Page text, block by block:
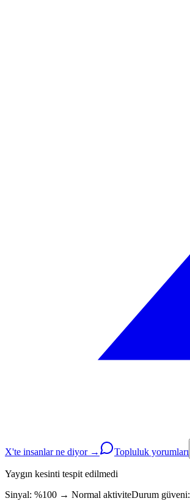
X'te insanlar ne diyor → Topluluk yorumları
Yaygın kesinti tespit edilmedi
Sinyal: %100 → Normal aktiviteDurum güveni: